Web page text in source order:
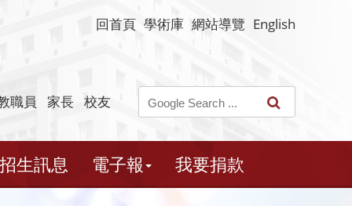
回首頁 學術庫 網站導覽 English
職員 家長 校友
招生訊息 電子報 我要捐款